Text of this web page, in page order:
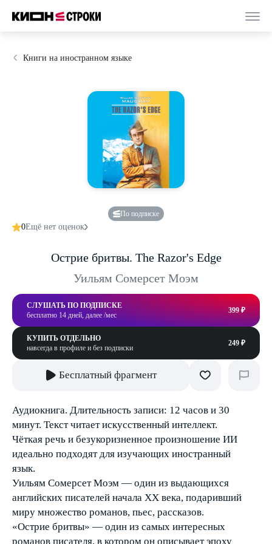
Книги на иностранном языке
По подписке
0Ещё нет оценок
Острие бритвы. The Razor's Edge
Уильям Сомерсет Моэм
СЛУШАТЬ ПО ПОДПИСКЕ
бесплатно 14 дней, далее /мес
399 ₽
КУПИТЬ ОТДЕЛЬНО
навсегда в профиле и без подписки
249 ₽
Бесплатный фрагмент
Аудиокнига. Длительность записи: 12 часов и 30
минут. Текст читает искусственный интеллект.
Чёткая речь и безукоризненное произношение ИИ
идеально подходят для изучающих иностранный
язык.
Уильям Сомерсет Моэм — один из выдающихся
английских писателей начала ХХ века, подаривший
миру множество романов, пьес, рассказов.
«Острие бритвы» — один из самых интересных
романов писателя, в котором он описывает эпоху